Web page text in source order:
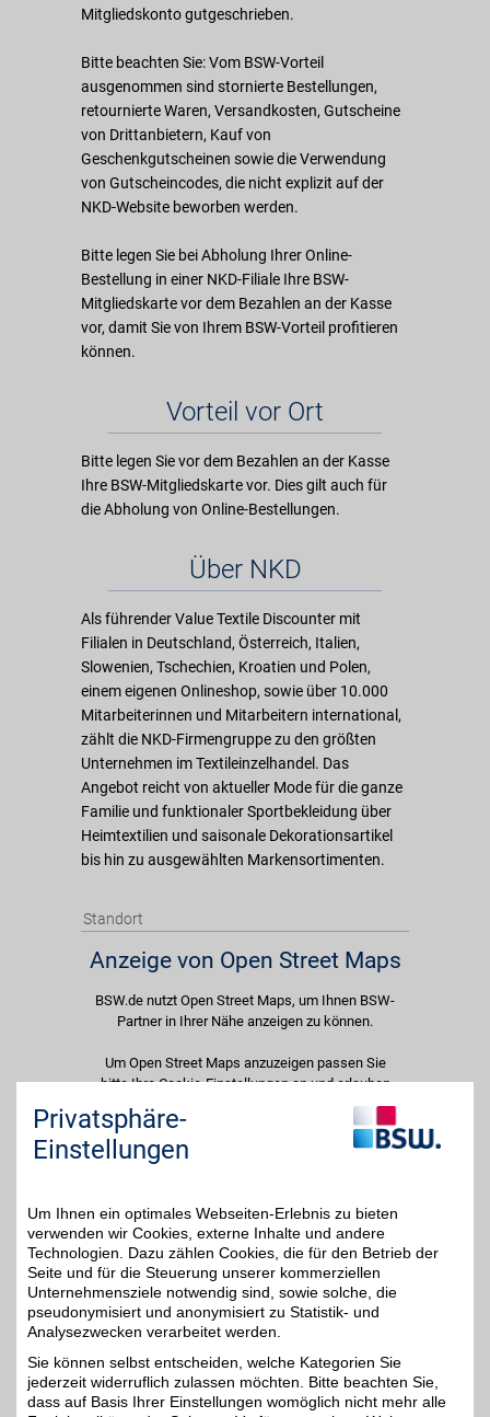
Mitgliedskonto gutgeschrieben.
Bitte beachten Sie: Vom BSW-Vorteil
ausgenommen sind stornierte Bestellungen,
retournierte Waren, Versandkosten, Gutscheine
von Drittanbietern, Kauf von
Geschenkgutscheinen sowie die Verwendung
von Gutscheincodes, die nicht explizit auf der
NKD-Website beworben werden.
Bitte legen Sie bei Abholung Ihrer Online-
Bestellung in einer NKD-Filiale Ihre BSW-
Mitgliedskarte vor dem Bezahlen an der Kasse
vor, damit Sie von Ihrem BSW-Vorteil profitieren
können.
Vorteil vor Ort
Bitte legen Sie vor dem Bezahlen an der Kasse
Ihre BSW-Mitgliedskarte vor. Dies gilt auch für
die Abholung von Online-Bestellungen.
Über NKD
Als führender Value Textile Discounter mit
Filialen in Deutschland, Österreich, Italien,
Slowenien, Tschechien, Kroatien und Polen,
einem eigenen Onlineshop, sowie über 10.000
Mitarbeiterinnen und Mitarbeitern international,
zählt die NKD-Firmengruppe zu den größten
Unternehmen im Textileinzelhandel. Das
Angebot reicht von aktueller Mode für die ganze
Familie und funktionaler Sportbekleidung über
Heimtextilien und saisonale Dekorationsartikel
bis hin zu ausgewählten Markensortimenten.
Standort
Anzeige von Open Street Maps
BSW.de nutzt Open Street Maps, um Ihnen BSW-
Partner in Ihrer Nähe anzeigen zu können.
Um Open Street Maps anzuzeigen passen Sie
bitte Ihre Cookie-Einstellungen an und erlauben
Sie "Externe Inhalte". Diese Auswahl können Sie
jederzeit über die Cookie-Einstellungen im
unteren Seitenbereich ändern.
Adresse
Breite Str. 4
21244 Buchholz
Filialen in der Nähe
Privatsphäre-
Einstellungen
Um Ihnen ein optimales Webseiten-Erlebnis zu bieten
verwenden wir Cookies, externe Inhalte und andere
Technologien. Dazu zählen Cookies, die für den Betrieb der
Seite und für die Steuerung unserer kommerziellen
Unternehmensziele notwendig sind, sowie solche, die
pseudonymisiert und anonymisiert zu Statistik- und
Analysezwecken verarbeitet werden.
Sie können selbst entscheiden, welche Kategorien Sie
jederzeit widerruflich zulassen möchten. Bitte beachten Sie,
dass auf Basis Ihrer Einstellungen womöglich nicht mehr alle